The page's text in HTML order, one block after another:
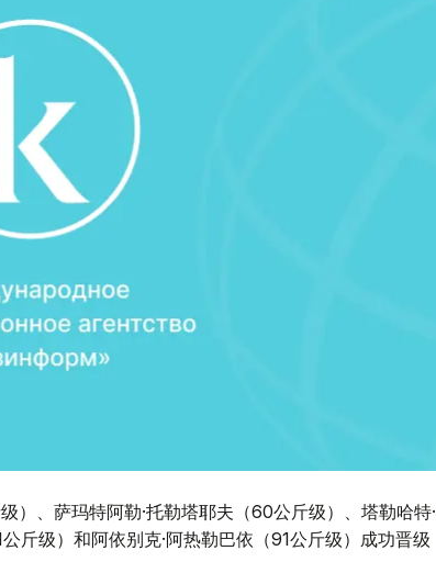
）、萨玛特阿勒·托勒塔耶夫（60公斤级）、塔勒哈特·
斤级）和阿依别克·阿热勒巴依（91公斤级）成功晋级